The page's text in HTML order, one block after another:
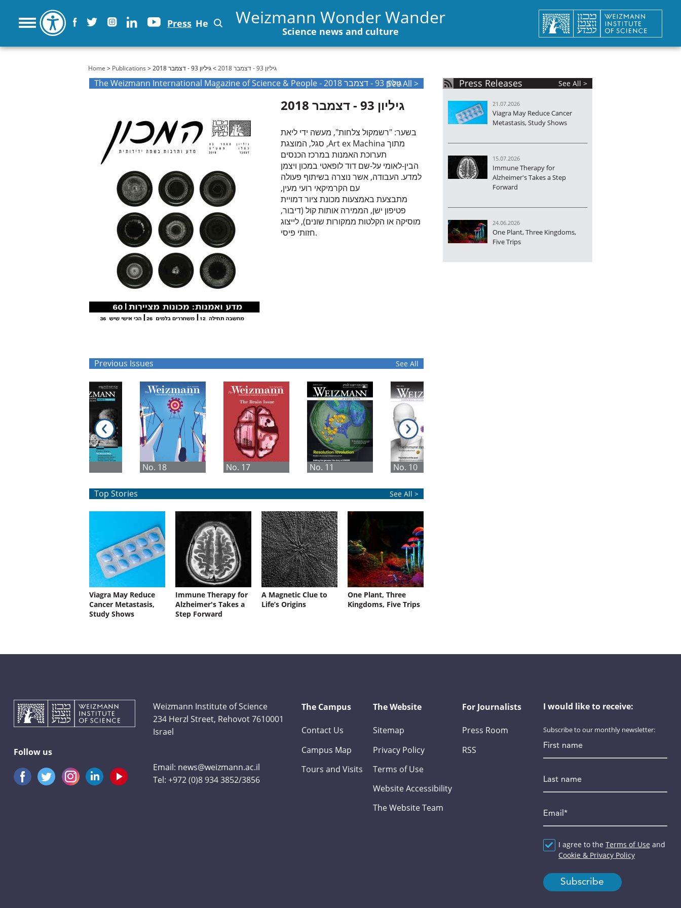
Press He Weizmann Wonder Wander
Science news and culture
You are here
Home > Publications > גיליון 93 - דצמבר 2018 > גיליון 93 - דצמבר 2018
The Weizmann International Magazine of Science & People - גיליון 93 - דצמבר 2018
See All >
גיליון 93 - דצמבר 2018
בשער: "רשמקול צלחות", מעשה ידי ליאת
סגל, המוצגת ,Art ex Machina מתוך
תערוכת האמנות במרכז הכנסים
הבין-לאומי על-שם דוד לופאטי במכון ויצמן
למדע. העבודה, אשר נוצרה בשיתוף פעולה
עם הקרמיקאי רועי מעין,
מתבצעת באמצעות מכונת ציור דמויית
פטיפון ישן, הממירה אותות קול (דיבור,
מוסיקה או הקלטות ממקורות שונים), לייצוג
חזותי פיסי.
Previous Issues See All
No. 18 No. 17 No. 11 No. 10
Top Stories See All >
Viagra May Reduce
Cancer Metastasis,
Study Shows
Immune Therapy for
Alzheimer's Takes a
Step Forward
A Magnetic Clue to
Life’s Origins
One Plant, Three
Kingdoms, Five Trips
Press Releases See All >
21.07.2026
Viagra May Reduce Cancer
Metastasis, Study Shows
15.07.2026
Immune Therapy for
Alzheimer's Takes a Step
Forward
24.06.2026
One Plant, Three Kingdoms,
Five Trips
Follow us
Weizmann Institute of Science
234 Herzl Street, Rehovot 7610001
Israel
Email: news@weizmann.ac.il
Tel:+972 (0)8 934 3852/3856
The Campus
Contact Us
Campus Map
Tours and Visits
The Website
Sitemap
Privacy Policy
Terms of Use
Website Accessibility
The Website Team
For Journalists
Press Room
RSS
I would like to receive:
Subscribe to our monthly newsletter:
*
Agreement*
I agree to the Terms of Use and
Cookie & Privacy Policy